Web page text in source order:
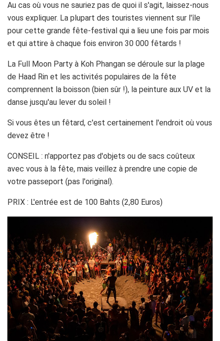
Au cas où vous ne sauriez pas de quoi il s'agit, laissez-nous
vous expliquer. La plupart des touristes viennent sur l'île
pour cette grande fête-festival qui a lieu une fois par mois
et qui attire à chaque fois environ 30 000 fêtards !
La Full Moon Party à Koh Phangan se déroule sur la plage
de Haad Rin et les activités populaires de la fête
comprennent la boisson (bien sûr !), la peinture aux UV et la
danse jusqu'au lever du soleil !
Si vous êtes un fêtard, c'est certainement l'endroit où vous
devez être !
CONSEIL : n'apportez pas d'objets ou de sacs coûteux
avec vous à la fête, mais veillez à prendre une copie de
votre passeport (pas l'original).
PRIX : L'entrée est de 100 Bahts (2,80 Euros)